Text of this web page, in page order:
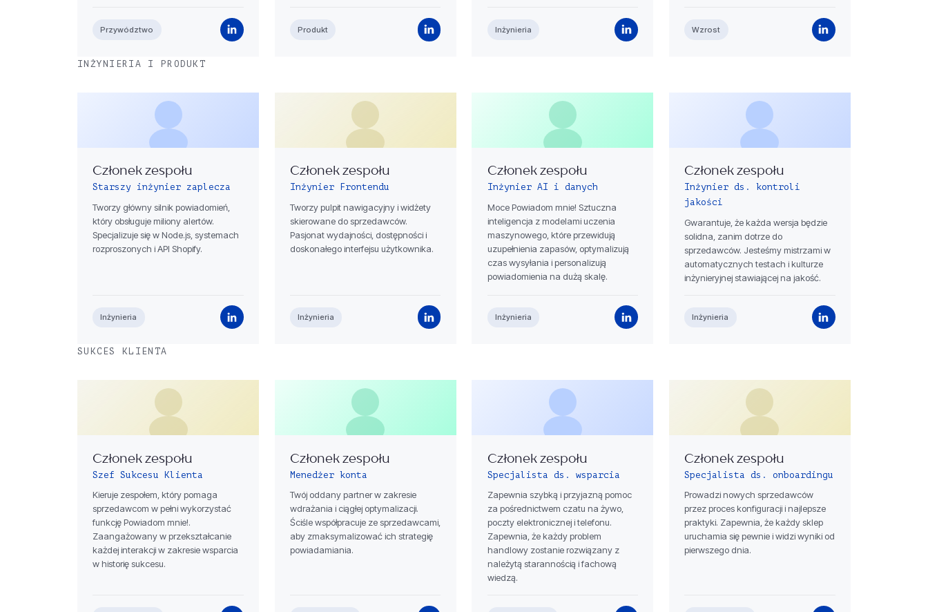
Przywództwo Produkt Inżynieria Wzrost
INŻYNIERIA I PRODUKT
Członek zespołu
Starszy inżynier zaplecza
Tworzy główny silnik powiadomień,
który obsługuje miliony alertów.
Specjalizuje się w Node.js, systemach
rozproszonych i API Shopify.
Inżynieria
Członek zespołu
Inżynier Frontendu
Tworzy pulpit nawigacyjny i widżety
skierowane do sprzedawców.
Pasjonat wydajności, dostępności i
doskonałego interfejsu użytkownika.
Inżynieria
Członek zespołu
Inżynier AI i danych
Moce Powiadom mnie! Sztuczna
inteligencja z modelami uczenia
maszynowego, które przewidują
uzupełnienia zapasów, optymalizują
czas wysyłania i personalizują
powiadomienia na dużą skalę.
Inżynieria
Członek zespołu
Inżynier ds. kontroli
jakości
Gwarantuje, że każda wersja będzie
solidna, zanim dotrze do
sprzedawców. Jesteśmy mistrzami w
automatycznych testach i kulturze
inżynieryjnej stawiającej na jakość.
Inżynieria
SUKCES KLIENTA
Członek zespołu
Szef Sukcesu Klienta
Kieruje zespołem, który pomaga
sprzedawcom w pełni wykorzystać
funkcję Powiadom mnie!.
Zaangażowany w przekształcanie
każdej interakcji w zakresie wsparcia
w historię sukcesu.
Członek zespołu
Menedżer konta
Twój oddany partner w zakresie
wdrażania i ciągłej optymalizacji.
Ściśle współpracuje ze sprzedawcami,
aby zmaksymalizować ich strategię
powiadamiania.
Członek zespołu
Specjalista ds. wsparcia
Zapewnia szybką i przyjazną pomoc
za pośrednictwem czatu na żywo,
poczty elektronicznej i telefonu.
Zapewnia, że ​​każdy problem
handlowy zostanie rozwiązany z
należytą starannością i fachową
wiedzą.
Członek zespołu
Specjalista ds. onboardingu
Prowadzi nowych sprzedawców
przez proces konfiguracji i najlepsze
praktyki. Zapewnia, że ​​każdy sklep
uruchamia się pewnie i widzi wyniki od
pierwszego dnia.